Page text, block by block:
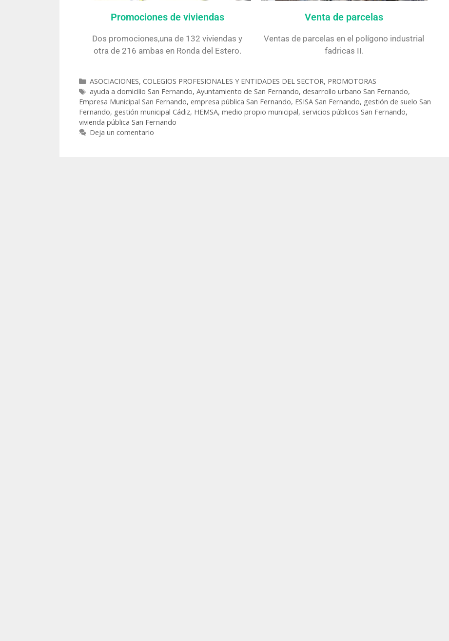
Promociones de viviendas
Dos promociones,una de 132 viviendas y
otra de 216 ambas en Ronda del Estero.
Venta de parcelas
Ventas de parcelas en el polígono industrial
fadricas II.
ASOCIACIONES, COLEGIOS PROFESIONALES Y ENTIDADES DEL SECTOR, PROMOTORAS
ayuda a domicilio San Fernando, Ayuntamiento de San Fernando, desarrollo urbano San Fernando,
Empresa Municipal San Fernando, empresa pública San Fernando, ESISA San Fernando, gestión de suelo San
Fernando, gestión municipal Cádiz, HEMSA, medio propio municipal, servicios públicos San Fernando,
vivienda pública San Fernando
Deja un comentario